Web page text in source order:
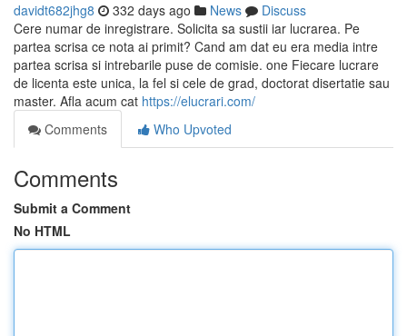
davidt682jhg8 332 days ago News
Discuss
Cere numar de inregistrare. Solicita sa sustii iar lucrarea. Pe
partea scrisa ce nota ai primit? Cand am dat eu era media intre
partea scrisa si intrebarile puse de comisie. one Fiecare lucrare
de licenta este unica, la fel si cele de grad, doctorat disertatie sau
master. Afla acum cat https://elucrari.com/
Comments
Who Upvoted
Comments
Submit a Comment
No HTML